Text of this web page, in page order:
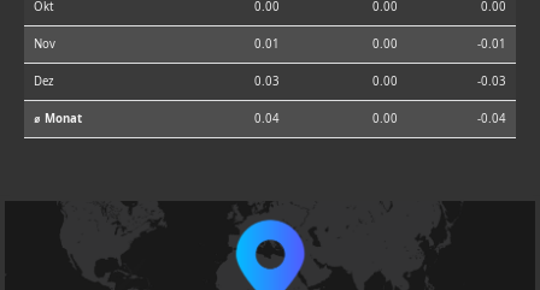
Okt 0.00 0.00 0.00
Nov 0.01 0.00 -0.01
Dez 0.03 0.00 -0.03
⌀ Monat 0.04 0.00 -0.04